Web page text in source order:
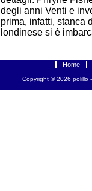
degli anni Venti e
prima, infatti, stanca
londinese si è
Home
Copyright © 2026 polillo-